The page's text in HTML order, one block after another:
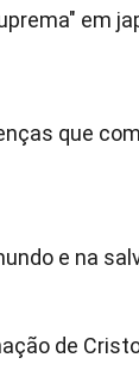
em
que
e na
de